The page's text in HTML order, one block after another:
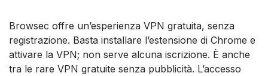
Browsec offre un’esperienza VPN gratuita, senza
registrazione. Basta installare l’estensione di Chrome e
attivare la VPN; non serve alcuna iscrizione. È anche
tra le rare VPN gratuite senza pubblicità. L’accesso